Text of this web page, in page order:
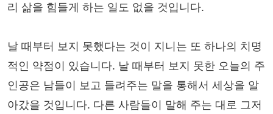
리 삶을 힘들게 하는 일도 없을 것입니다.
날 때부터 보지 못했다는 것이 지니는 또 하나의 치명
적인 약점이 있습니다. 날 때부터 보지 못한 오늘의 주
인공은 남들이 보고 들려주는 말을 통해서 세상을 알
아갔을 것입니다. 다른 사람들이 말해 주는 대로 그저